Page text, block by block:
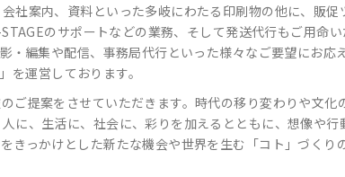
社案内、資料といった多岐にわたる印刷物の他に、販
のサポートなどの業務、そして発送代行もご用命
編集や配信、事務局代行といった様々なご要望にお応
運営しております。
ご提案をさせていただきます。時代の移り変わりや文化
に、生活に、社会に、彩りを加えるとともに、想像や
っかけとした新たな機会や世界を生む「コト」づくり